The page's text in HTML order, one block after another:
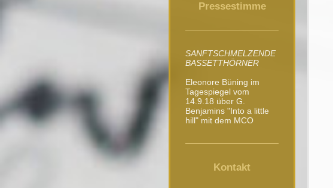
Pressestimme
SANFTSCHMELZENDE
BASSETTHÖRNER
Eleonore Büning im
Tagespiegel vom
14.9.18 über G.
Benjamins "Into a little
hill" mit dem MCO
Kontakt